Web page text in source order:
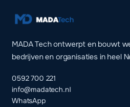
MADA Tech ontwerpt en bouwt
bedrijven en organisaties in heel
0592 700 221
info@madatech.nl
WhatsApp